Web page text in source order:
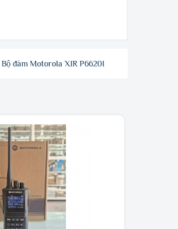
Bộ đàm Motorola XIR P6620I